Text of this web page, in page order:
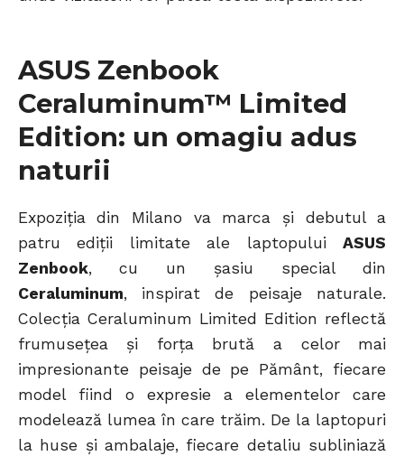
ASUS Zenbook
Ceraluminum™ Limited
Edition: un omagiu adus
naturii
Expoziția din Milano va marca și debutul a
patru ediții limitate ale laptopuluiASUS
Zenbook, cu un șasiu special din
Ceraluminum, inspirat de peisaje naturale.
Colecția Ceraluminum Limited Edition reflectă
frumusețea și forța brută a celor mai
impresionante peisaje de pe Pământ, fiecare
model fiind o expresie a elementelor care
modelează lumea în care trăim. De la laptopuri
la huse și ambalaje, fiecare detaliu subliniază